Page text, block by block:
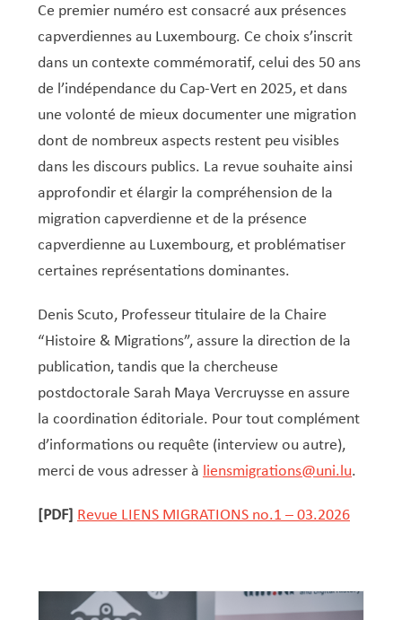
Ce premier numéro est consacré aux présences
capverdiennes au Luxembourg. Ce choix s’inscrit
dans un contexte commémoratif, celui des 50 ans
de l’indépendance du Cap-Vert en 2025, et dans
une volonté de mieux documenter une migration
dont de nombreux aspects restent peu visibles
dans les discours publics. La revue souhaite ainsi
approfondir et élargir la compréhension de la
migration capverdienne et de la présence
capverdienne au Luxembourg, et problématiser
certaines représentations dominantes.
Denis Scuto, Professeur titulaire de la Chaire
“Histoire & Migrations”, assure la direction de la
publication, tandis que la chercheuse
postdoctorale Sarah Maya Vercruysse en assure
la coordination éditoriale. Pour tout complément
d’informations ou requête (interview ou autre),
merci de vous adresser à liensmigrations@uni.lu.
[PDF] Revue LIENS MIGRATIONS no.1 – 03.2026